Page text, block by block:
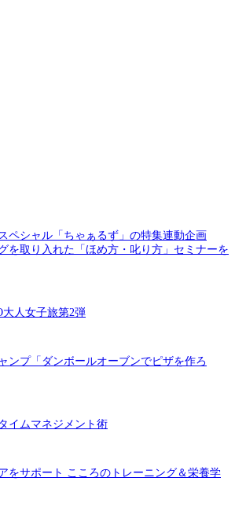
ペシャル「ちゃぁるず」の特集連動企画
を取り入れた「ほめ方・叱り方」セミナーを
人女子旅第2弾
ンプ「ダンボールオーブンでピザを作ろ
イムマネジメント術
をサポート こころのトレーニング＆栄養学